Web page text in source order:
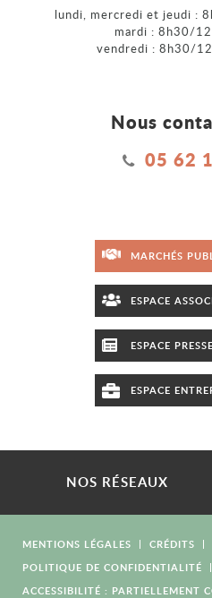
lundi, mercredi et jeudi :
mardi : 8h30/
vendredi : 8h30/
Nous
05 62
MARCHÉS
ESPACE
ESPACE PRESSE
ESPACE
NOS RÉSEAUX
MENTIONS LÉGALES
CRÉDITS
POLITIQUE DE CONFIDENTIALITÉ
ACCESSIBILITÉ : PARTIELLEMENT